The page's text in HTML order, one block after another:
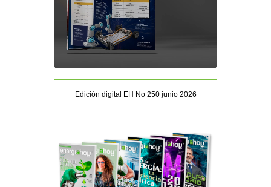
Edición digital EH No 250 junio 2026